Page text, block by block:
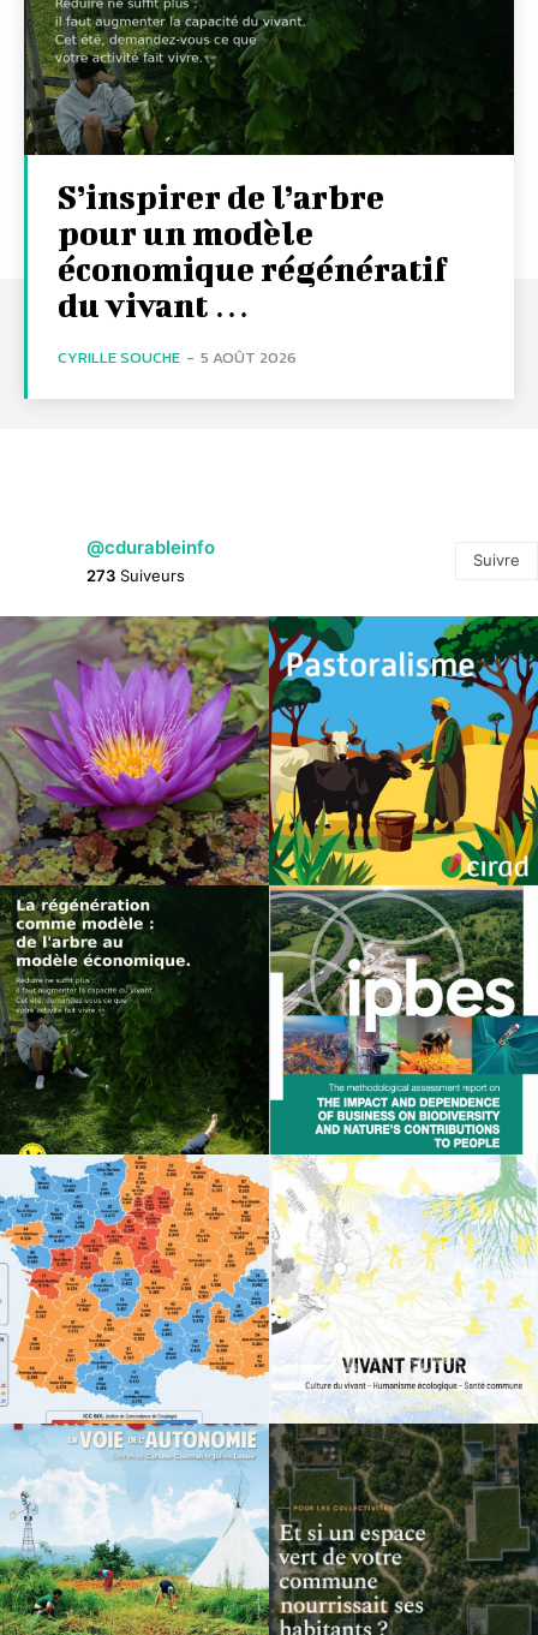
S’inspirer de l’arbre
pour un modèle
économique régénératif
du vivant …
CYRILLE SOUCHE - 5 AOÛT 2026
@cdurableinfo
273 Suiveurs
Suivre